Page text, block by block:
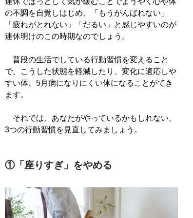
の不調を自覚しはじめ、「もうがんばれない」
「疲れがとれない」「だるい」と感じやすいのが
連休明けのこの時期なのでしょう。
普段の生活でしている行動習慣を変えること
で、こうした状態を軽減したり、変化に適応しや
すい体、5月病になりにくい体になることができ
ます。
それでは、あなたがやっているかもしれない、
3つの行動習慣を見直してみましょう。
①「座りすぎ」をやめる